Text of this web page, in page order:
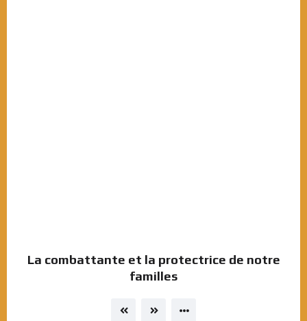
La combattante et la protectrice de notre
familles